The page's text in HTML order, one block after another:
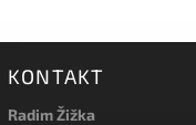
KONTAKT
Radim Žižka